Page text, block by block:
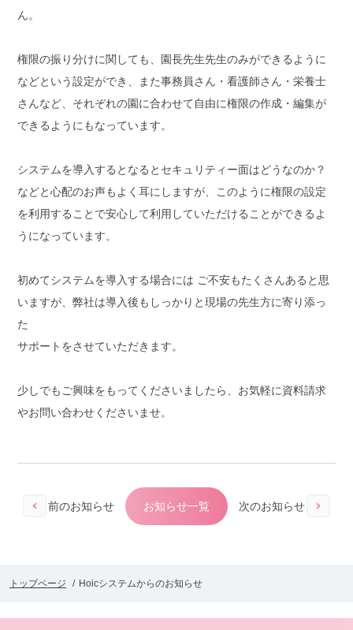
ん。
権限の振り分けに関しても、園長先生先生のみができるように
などという設定ができ、また事務員さん・看護師さん・栄養士
さんなど、それぞれの園に合わせて自由に権限の作成・編集が
できるようにもなっています。
システムを導入するとなるとセキュリティー面はどうなのか？
などと心配のお声もよく耳にしますが、このように権限の設定
を利用することで安心して利用していただけることができるよ
うになっています。
初めてシステムを導入する場合には ご不安もたくさんあると思
いますが、弊社は導入後もしっかりと現場の先生方に寄り添っ
た
サポートをさせていただきます。
少しでもご興味をもってくださいましたら、お気軽に資料請求
やお問い合わせくださいませ。
前のお知らせ お知らせ一覧 次のお知らせ
トップページ Hoicシステムからのお知らせ